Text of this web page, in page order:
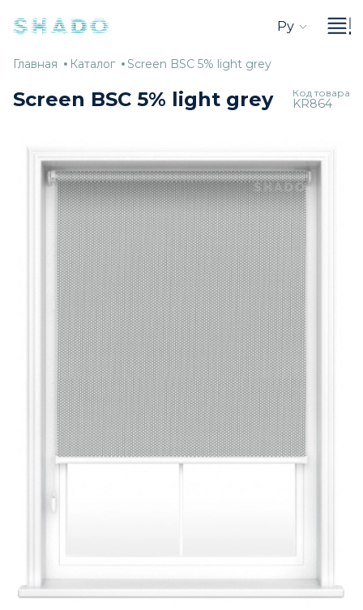
Ру
Главная Главная
КаталогКаталог
Screen
5%
Screen BSC 5% light grey
Screen BSC 5% light grey Код товара
KR864